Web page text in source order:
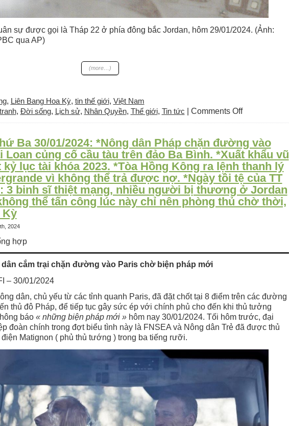
sự được gọi là Tháp 22 ở phía đông bắc Jordan, hôm 29/01/2024. (Ảnh:
qua AP)
(more…)
, Liên Bang Hoa Kỳ, tin thế giới, Việt Nam
, Đời sống, Lịch sử, Nhân Quyền, Thế giới, Tin tức Comments Offon
Thời
Thứ
tư
31
tháng
01
năm
2024:
vụ
3
binh
lính
Hoa
*Trung
Quốc
‘đơn
phương’
Ba 30/01/2024: *Nông dân Pháp chặn đường vào
Loan củng cố cầu tàu trên đảo Ba Bình. *Xuất khẩu vũ
kỷ lục tài khóa 2023. *Tòa Hồng Kông ra lệnh thanh lý
vì không thể trả được nợ. *Ngày tồi tệ của TT
3 binh sĩ thiệt mạng, nhiều người bị thương ở Jordan
thể tấn công lúc này chỉ nên phòng thủ chờ thời,
Kỳ
2024
hợp
dân cắm trại chặn đường vào Paris chờ biện pháp mới
– 30/01/2024
dân, chủ yếu từ các tỉnh quanh Paris, đã đặt chốt tại 8 điểm trên các đường
thủ đô Pháp, để tiếp tục gây sức ép với chính phủ cho đến khi thủ tưởng
báo « những biện pháp mới » hôm nay 30/01/2024. Tối hôm trước, đại
đoàn chính trong đợt biểu tình này là FNSEA và Nông dân Trẻ đã được thủ
Matignon ( phủ thủ tướng ) trong ba tiếng rưỡi.